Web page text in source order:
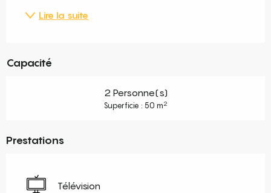
Lire la suite
Capacité
2 Personne(s)
Superficie : 50 m2
Prestations
Télévision